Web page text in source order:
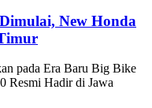
New Honda
pada Era Baru Big Bike
Resmi Hadir di Jawa